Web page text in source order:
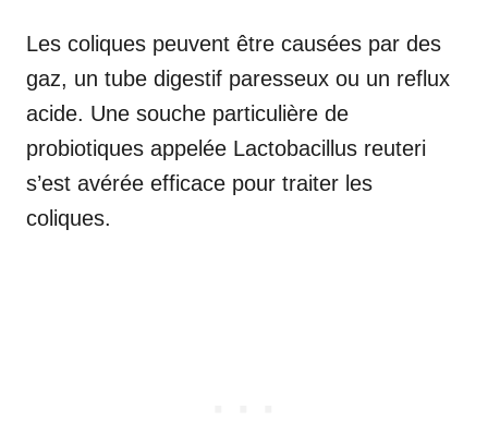
Les coliques peuvent être causées par des
gaz, un tube digestif paresseux ou un reflux
acide. Une souche particulière de
probiotiques appelée Lactobacillus reuteri
s’est avérée efficace pour traiter les
coliques.